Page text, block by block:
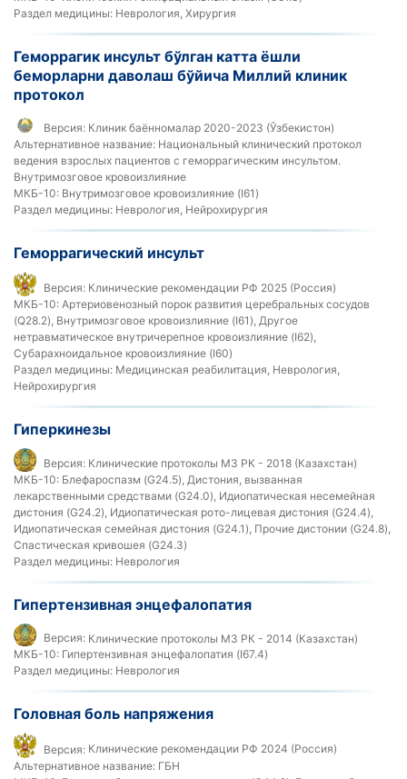
Раздел медицины: Неврология, Хирургия
Геморрагик инсульт бўлган катта ёшли
беморларни даволаш бўйича Миллий клиник
протокол
Версия: Клиник баённомалар 2020-2023 (Ўзбекистон)
Альтернативное название: Национальный клинический протокол
ведения взрослых пациентов с геморрагическим инсультом.
Внутримозговое кровоизлияние
МКБ-10: Внутримозговое кровоизлияние (I61)
Раздел медицины: Неврология, Нейрохирургия
Геморрагический инсульт
Версия: Клинические рекомендации РФ 2025 (Россия)
МКБ-10: Артериовенозный порок развития церебральных сосудов
(Q28.2), Внутримозговое кровоизлияние (I61), Другое
нетравматическое внутричерепное кровоизлияние (I62),
Субарахноидальное кровоизлияние (I60)
Раздел медицины: Медицинская реабилитация, Неврология,
Нейрохирургия
Гиперкинезы
Версия: Клинические протоколы МЗ РК - 2018 (Казахстан)
МКБ-10: Блефароспазм (G24.5), Дистония, вызванная
лекарственными средствами (G24.0), Идиопатическая несемейная
дистония (G24.2), Идиопатическая рото-лицевая дистония (G24.4),
Идиопатическая семейная дистония (G24.1), Прочие дистонии (G24.8),
Спастическая кривошея (G24.3)
Раздел медицины: Неврология
Гипертензивная энцефалопатия
Версия: Клинические протоколы МЗ РК - 2014 (Казахстан)
МКБ-10: Гипертензивная энцефалопатия (I67.4)
Раздел медицины: Неврология
Головная боль напряжения
Версия: Клинические рекомендации РФ 2024 (Россия)
Альтернативное название: ГБН